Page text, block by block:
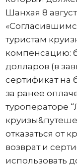
Шанхая 8
туристам
компенсацию:
долларов (в
сертификат на
за ранее
туроператоре
отказаться от
возврат и
использовать